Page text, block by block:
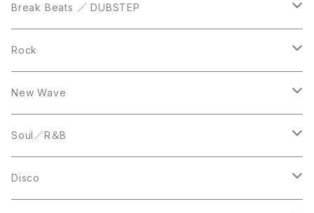
12inch
10inch
12inch
LP
Break Beats ／ DUBSTEP
12inch
LP
Rock
12inch
LP
New Wave
12inch
LP
Soul／R＆B
LP
Disco